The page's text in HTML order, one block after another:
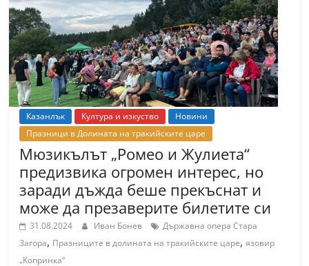
Казанлък Култура и изкуство
Новини
Празници в Долината на тракийските царе
Мюзикълът „Ромео и Жулиета“
предизвика огромен интерес, но
заради дъжда беше прекъснат и
може да презаверите билетите си
31.08.2024 Иван Бонев
Държавна опера Стара
Загора, Празниците в долината на тракийските царе,язовир
„Копринка“